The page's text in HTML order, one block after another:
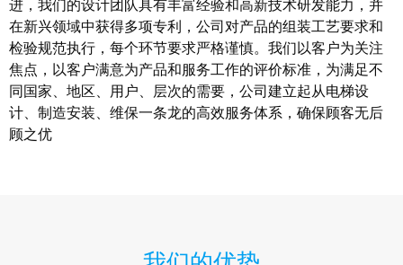
进，我们的设计团队具有丰富经验和高新技术研发能力，并
在新兴领域中获得多项专利，公司对产品的组装工艺要求和
检验规范执行，每个环节要求严格谨慎。我们以客户为关注
焦点，以客户满意为产品和服务工作的评价标准，为满足不
同国家、地区、用户、层次的需要，公司建立起从电梯设
计、制造安装、维保一条龙的高效服务体系，确保顾客无后
顾之优